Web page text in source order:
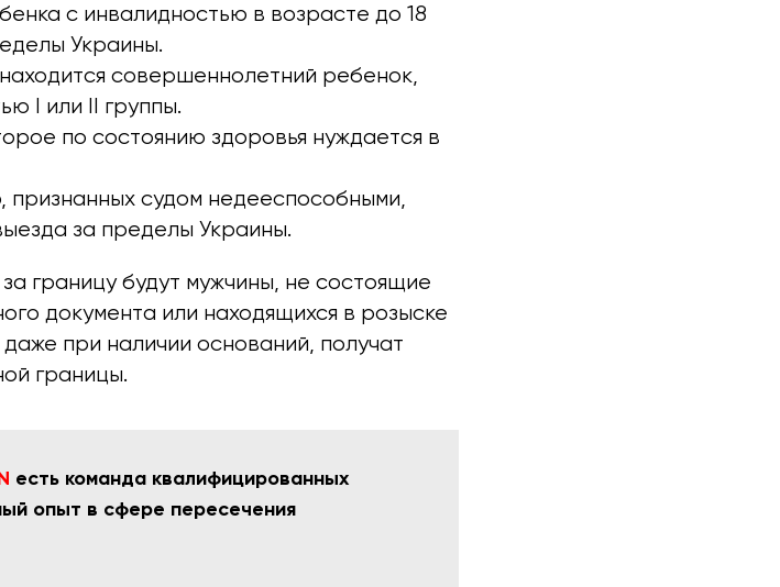
с инвалидностью в возрасте до 18
Украины.
совершеннолетний ребенок,
I или II группы.
по состоянию здоровья нуждается в
признанных судом недееспособными,
за пределы Украины.
границу будут мужчины, не состоящие
документа или находящихся в розыске
при наличии оснований, получат
границы.
есть команда квалифицированных
опыт в сфере пересечения